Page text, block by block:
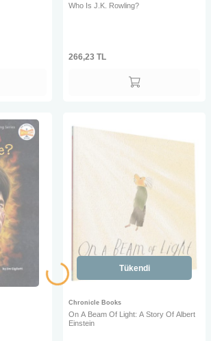
Who Is J.K. Rowling?
266,23 TL
Tükendi
Chronicle Books
On A Beam Of Light: A Story Of Albert
Einstein